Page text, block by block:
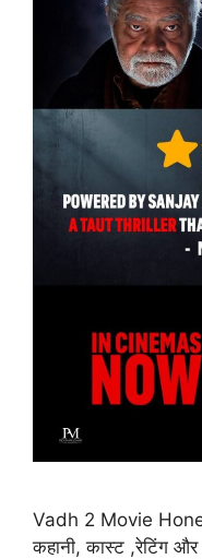
Vadh 2 Movie
कहानी, कास्ट ,रेटिंग और